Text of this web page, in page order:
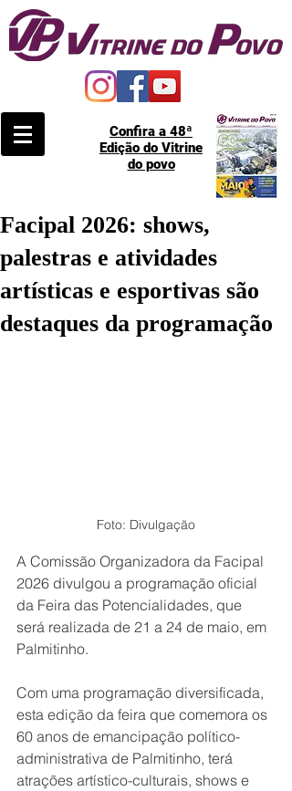
Confira a 48ª
Edição do Vitrine
do povo
Facipal 2026: shows,
palestras e atividades
artísticas e esportivas são
destaques da programação
Foto: Divulgação
A Comissão Organizadora da Facipal
2026 divulgou a programação oficial
da Feira das Potencialidades, que
será realizada de 21 a 24 de maio, em
Palmitinho.
Com uma programação diversificada,
esta edição da feira que comemora os
60 anos de emancipação político-
administrativa de Palmitinho, terá
atrações artístico-culturais, shows e